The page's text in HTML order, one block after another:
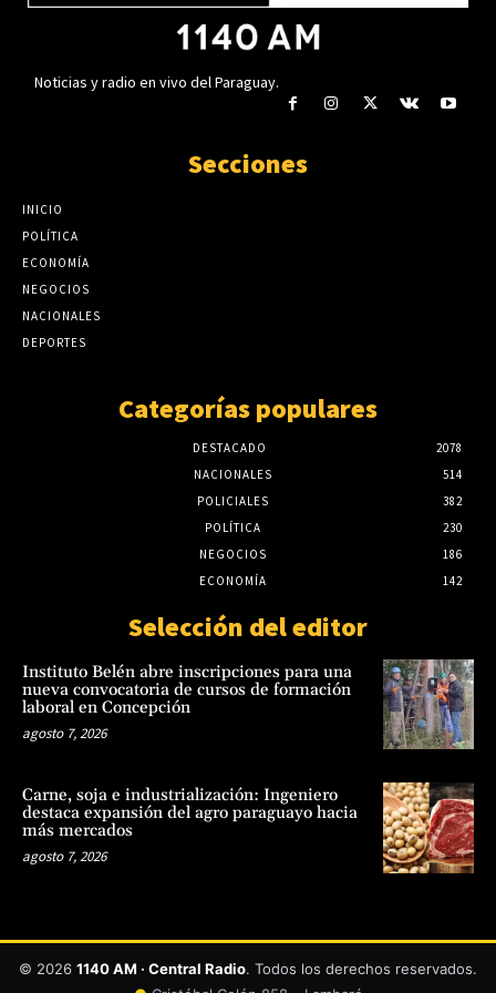
Noticias y radio en vivo del Paraguay.
Secciones
INICIO
POLÍTICA
ECONOMÍA
NEGOCIOS
NACIONALES
DEPORTES
Categorías populares
DESTACADO
2078
NACIONALES
514
POLICIALES
382
POLÍTICA
230
NEGOCIOS
186
ECONOMÍA
142
Selección del editor
Instituto Belén abre inscripciones para una
nueva convocatoria de cursos de formación
laboral en Concepción
agosto 7, 2026
Carne, soja e industrialización: Ingeniero
destaca expansión del agro paraguayo hacia
más mercados
agosto 7, 2026
© 2026 1140 AM · Central Radio. Todos los derechos reservados.